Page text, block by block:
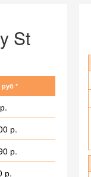
St
*
р.
р.
р.